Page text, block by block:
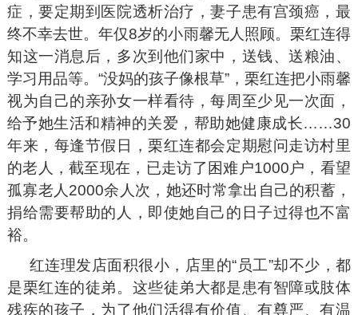
症，要定期到医院透析治疗，妻子患有宫颈癌，最
终不幸去世。年仅8岁的小雨馨无人照顾。栗红连得
知这一消息后，多次到他们家中，送钱、送粮油、
学习用品等。“没妈的孩子像根草”，栗红连把小雨馨
视为自己的亲孙女一样看待，每周至少见一次面，
给予她生活和精神的关爱，帮助她健康成长……30
年来，每逢节假日，栗红连都会定期慰问走访村里
的老人，截至现在，已走访了困难户1000户，看望
孤寡老人2000余人次，她还时常拿出自己的积蓄，
捐给需要帮助的人，即使她自己的日子过得也不富
裕。
红连理发店面积很小，店里的“员工”却不少，都
是栗红连的徒弟。这些徒弟大都是患有智障或肢体
残疾的孩子，为了他们活得有价值、有尊严、有温